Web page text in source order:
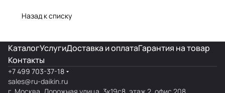
Назад к списку
КаталогУслугиДоставка и оплатаГарантия на товар
Контакты
+7 499 703-37-18
sales@ru-daikin.ru